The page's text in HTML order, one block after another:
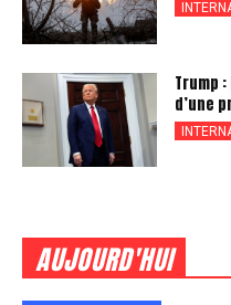
Trump
d’une
AUJOURD'HUI